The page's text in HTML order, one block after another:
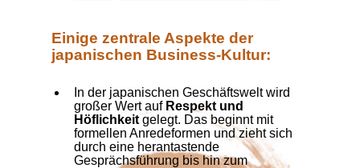
Einige zentrale Aspekte der
japanischen Business-Kultur:
In der japanischen Geschäftswelt wird
großer Wert auf Respekt und
Höflichkeit gelegt. Das beginnt mit
formellen Anredeformen und zieht sich
durch eine herantastende
Gesprächsführung bis hin zum